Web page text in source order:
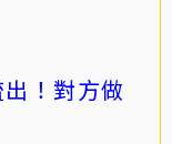
！對方做